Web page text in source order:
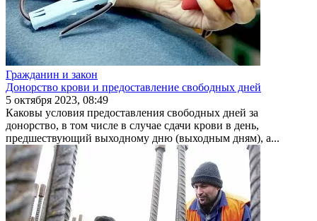
Гражданин и закон
Донорство крови и предоставление свободных дней
5 октября 2023, 08:49
Каковы условия предоставления свободных дней за
донорство, в том числе в случае сдачи крови в день,
предшествующий выходному дню (выходным дням), а...